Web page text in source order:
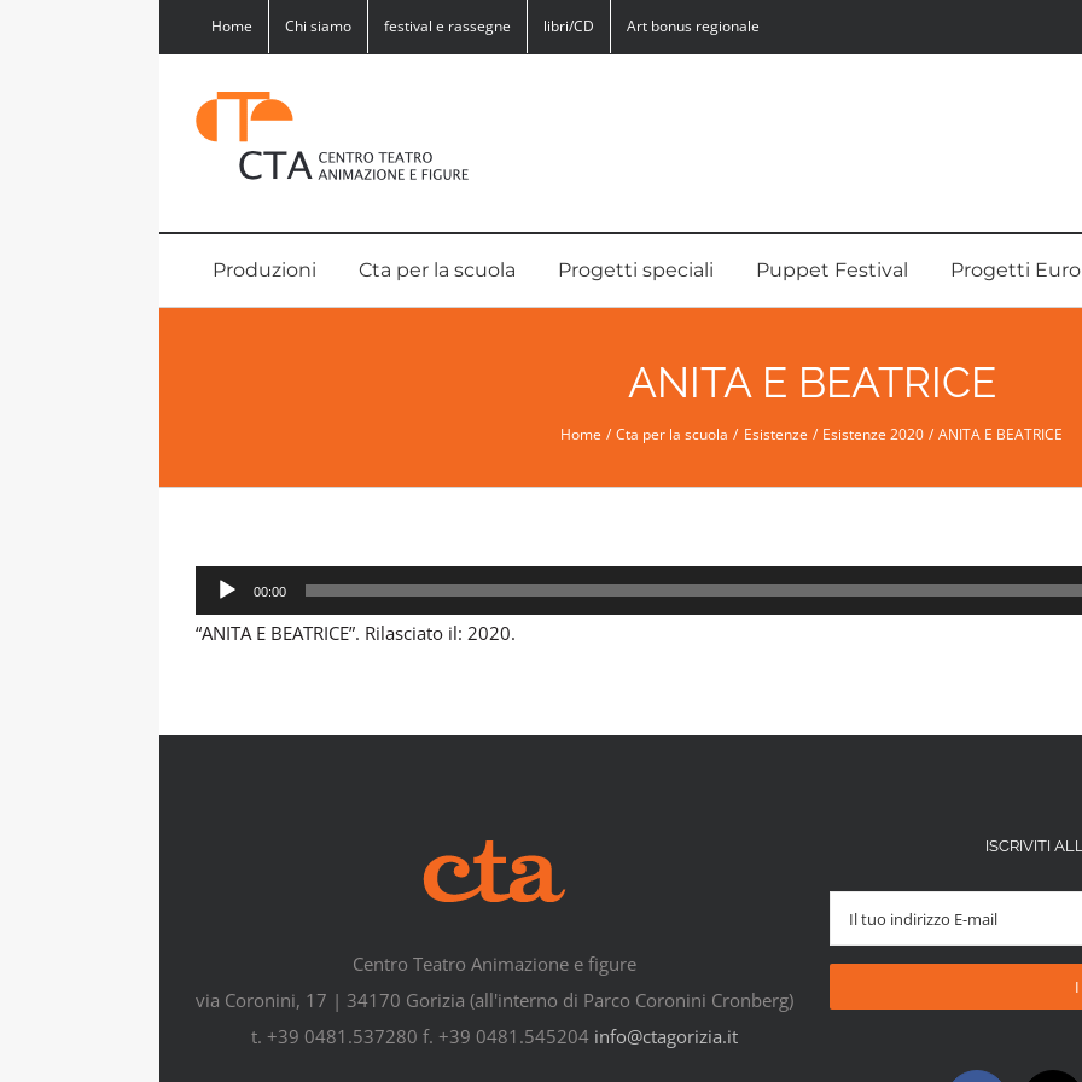
Home Chi siamo festival e rassegne libri/CD Art bonus regionale
Produzioni Cta per la scuola Progetti speciali Puppet Festival Progetti
ANITA E BEATRICE
Home Cta per la scuola Esistenze Esistenze 2020 ANITA E BEATRICE
Audio
Player
00:00
“ANITA E BEATRICE”. Rilasciato il: 2020.
Centro Teatro Animazione e figure
via Coronini, 17 | 34170 Gorizia (all'interno di Parco Coronini Cronberg)
t. +39 0481.537280 f. +39 0481.545204 info@ctagorizia.it
ISCRIVITI